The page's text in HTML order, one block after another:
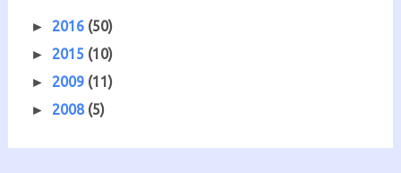
► 2016 (50)
► 2015 (10)
► 2009 (11)
► 2008 (5)